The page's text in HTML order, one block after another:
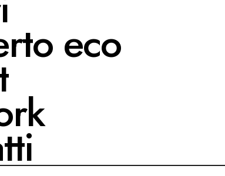
eco
vogliamo andare: verso
dell’amore, del lavoro,
o torneremo a